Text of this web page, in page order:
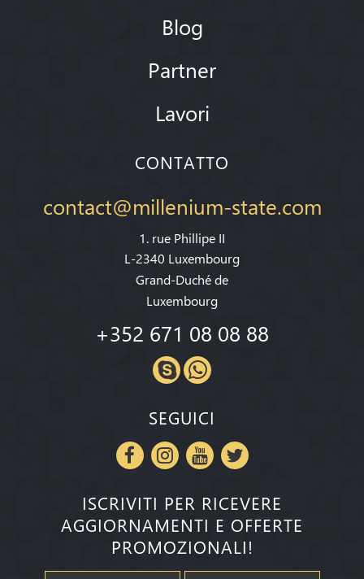
Blog
Partner
Lavori
CONTATTO
contact@millenium-state.com
1. rue Phillipe II
L-2340 Luxembourg
Grand-Duché de
Luxembourg
+352 671 08 08 88
SEGUICI
ISCRIVITI PER RICEVERE
AGGIORNAMENTI E OFFERTE
PROMOZIONALI!